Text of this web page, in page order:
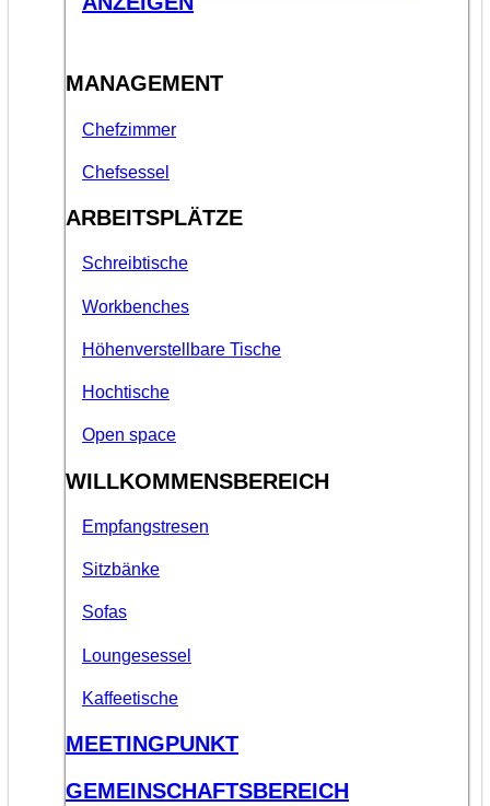
MANAGEMENT
Chefzimmer
Chefsessel
ARBEITSPLÄTZE
Schreibtische
Workbenches
Höhenverstellbare Tische
Hochtische
Open space
WILLKOMMENSBEREICH
Empfangstresen
Sitzbänke
Sofas
Loungesessel
Kaffeetische
MEETINGPUNKT
GEMEINSCHAFTSBEREICH